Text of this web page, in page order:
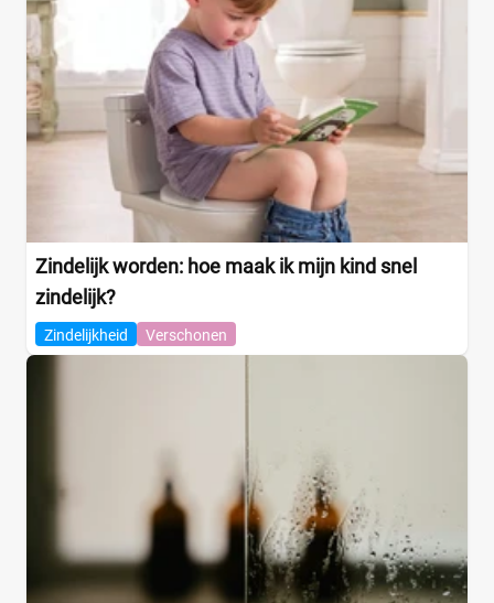
Zindelijk worden: hoe maak ik mijn kind snel
zindelijk?
Zindelijkheid Verschonen